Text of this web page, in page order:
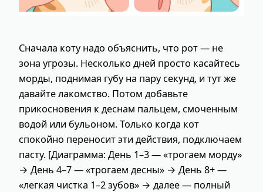
Сначала коту надо объяснить, что рот — не
зона угрозы. Несколько дней просто касайтесь
морды, поднимая губу на пару секунд, и тут же
давайте лакомство. Потом добавьте
прикосновения к деснам пальцем, смоченным
водой или бульоном. Только когда кот
спокойно переносит эти действия, подключаем
пасту. [Диаграмма: День 1–3 — «трогаем морду»
→ День 4–7 — «трогаем десны» → День 8+ —
«легкая чистка 1–2 зубов» → далее — полный